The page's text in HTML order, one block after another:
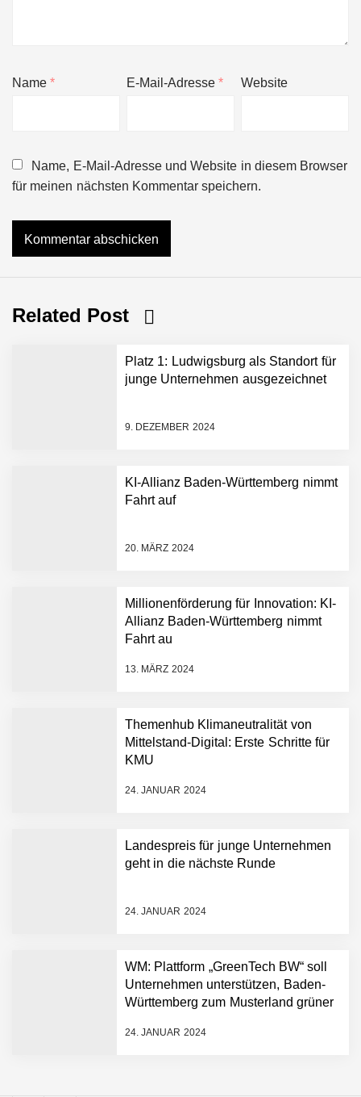
Name* E-Mail-Adresse* Website
Name, E-Mail-Adresse und Website in diesem Browser
für meinen nächsten Kommentar speichern.
Related Post
Platz 1: Ludwigsburg als Standort für
junge Unternehmen ausgezeichnet
9. DEZEMBER 2024
KI-Allianz Baden-Württemberg nimmt
Fahrt auf
20. MÄRZ 2024
Millionenförderung für Innovation: KI-
Allianz Baden-Württemberg nimmt
Fahrt au
13. MÄRZ 2024
Themenhub Klimaneutralität von
Mittelstand-Digital: Erste Schritte für
KMU
24. JANUAR 2024
Landespreis für junge Unternehmen
geht in die nächste Runde
24. JANUAR 2024
WM: Plattform „GreenTech BW“ soll
Unternehmen unterstützen, Baden-
Württemberg zum Musterland grüner
24. JANUAR 2024
NEURA Robotics gibt
Dollar bekannt, um den
Plattform zu beschleunigen
NEURA Robotics und
Amazon Web Services
starten strategische
AI breit auszurollen
Humanoider Roboter bringt
Hightech ins Stadion
Simulationsdienstleistung in
FiniteNow ermöglicht
Entwicklungsprozesse
Pyck im Employer Portrait
Maximilian Mack von Pyck